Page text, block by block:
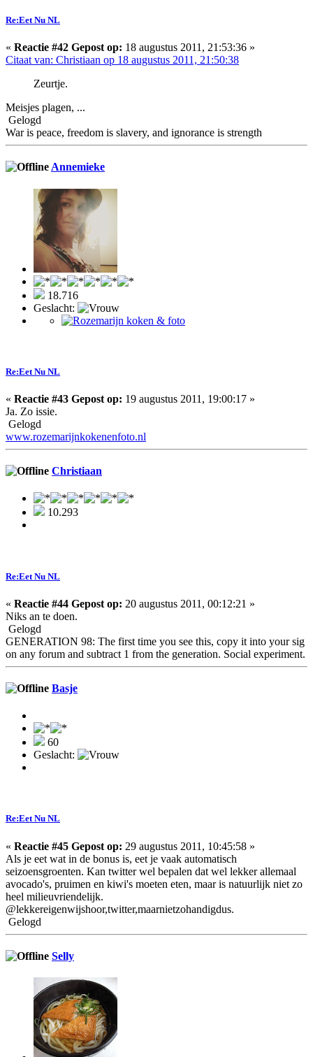
Re:Eet Nu NL
« Reactie #42 Gepost op: 18 augustus 2011, 21:53:36 »
Citaat van: Christiaan op 18 augustus 2011, 21:50:38
Zeurtje.
Meisjes plagen, ...
Gelogd
War is peace, freedom is slavery, and ignorance is strength
Annemieke
18.716
Geslacht:
Re:Eet Nu NL
« Reactie #43 Gepost op: 19 augustus 2011, 19:00:17 »
Ja. Zo issie.
Gelogd
www.rozemarijnkokenenfoto.nl
Christiaan
10.293
Re:Eet Nu NL
« Reactie #44 Gepost op: 20 augustus 2011, 00:12:21 »
Niks an te doen.
Gelogd
GENERATION 98: The first time you see this, copy it into your sig
on any forum and subtract 1 from the generation. Social experiment.
Basje
60
Geslacht:
Re:Eet Nu NL
« Reactie #45 Gepost op: 29 augustus 2011, 10:45:58 »
Als je eet wat in de bonus is, eet je vaak automatisch
seizoensgroenten. Kan twitter wel bepalen dat wel lekker allemaal
avocado's, pruimen en kiwi's moeten eten, maar is natuurlijk niet zo
heel milieuvriendelijk.
@lekkereigenwijshoor,twitter,maarnietzohandigdus.
Gelogd
Selly